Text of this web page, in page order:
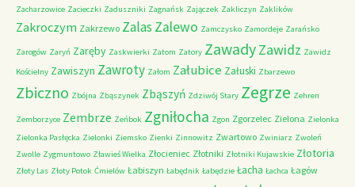
Zacharzowice Zacieczki Zaduszniki Zagnańsk Zajączek Zakliczyn Zaklików
Zakroczym Zakrzewo ZalasZalewo Zamczysko Zamordeje Zarańsko
Zarogów Zaryń Zaręby Zaskwierki Zatom Zatory ZawadyZawidz Zawidz
Kościelny Zawiszyn Zawroty Załom Załubice Załuski Zbarzewo
Zbiczno Zbójna Zbąszynek Zbąszyń Zdziwój Stary Zegrze Zehren
Zemborzyce Zembrze Zeńbok Zgniłocha Zgon Zgorzelec Zielona Zielonka
Zielonka Pasłęcka Zielonki Ziemsko Zienki Zinnowitz Zwartowo Zwiniarz Zwoleń
Zwolle Zygmuntowo Zławieś Wielka Złocieniec Złotniki Złotniki Kujawskie Złotoria
Złoty Las Złoty Potok Ćmielów Łabiszyn Łabędnik Łabędzie Łacha Łachca Łagów